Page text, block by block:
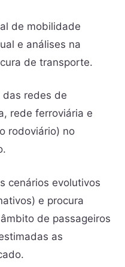
de mobilidade
e análises na
de transporte.
das redes de
rede ferroviária e
rodoviário) no
cenários evolutivos
e procura
de passageiros
as